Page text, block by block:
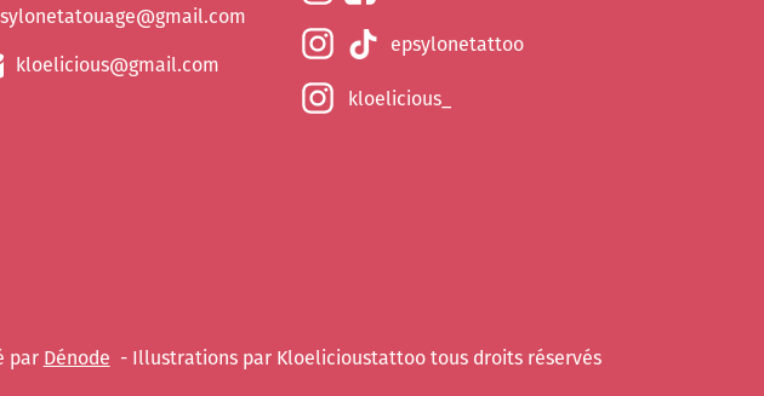
kloelicious@gmail.com
epsylonetattoo
kloelicious_
par Dénode - Illustrations par Kloelicioustattoo tous droits réservés